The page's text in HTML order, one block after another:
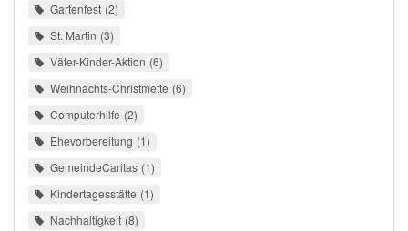
Gartenfest 2
St. Martin 3
Väter-Kinder-Aktion 6
Weihnachts-Christmette 6
Computerhilfe 2
Ehevorbereitung 1
GemeindeCaritas 1
Kindertagesstätte 1
Nachhaltigkeit 8